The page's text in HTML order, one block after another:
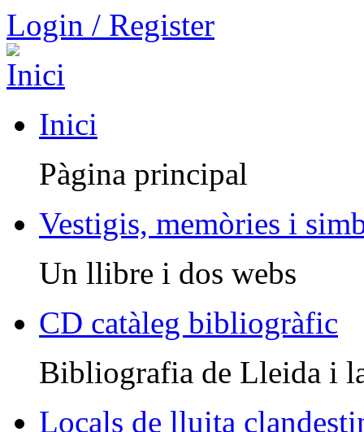
Login / Register
Inici
Pàgina principal
Vestigis, memòries i
Un llibre i dos webs
CD catàleg bibliogràfic
Bibliografia de Lleida i
Locals de lluita